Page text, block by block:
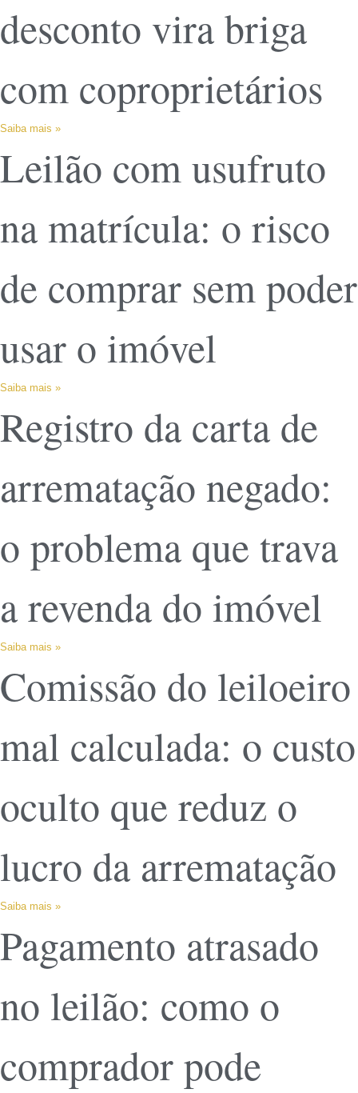
desconto vira briga
com coproprietários
Saiba mais »
Leilão com usufruto
na matrícula: o risco
de comprar sem poder
usar o imóvel
Saiba mais »
Registro da carta de
arrematação negado:
o problema que trava
a revenda do imóvel
Saiba mais »
Comissão do leiloeiro
mal calculada: o custo
oculto que reduz o
lucro da arrematação
Saiba mais »
Pagamento atrasado
no leilão: como o
comprador pode